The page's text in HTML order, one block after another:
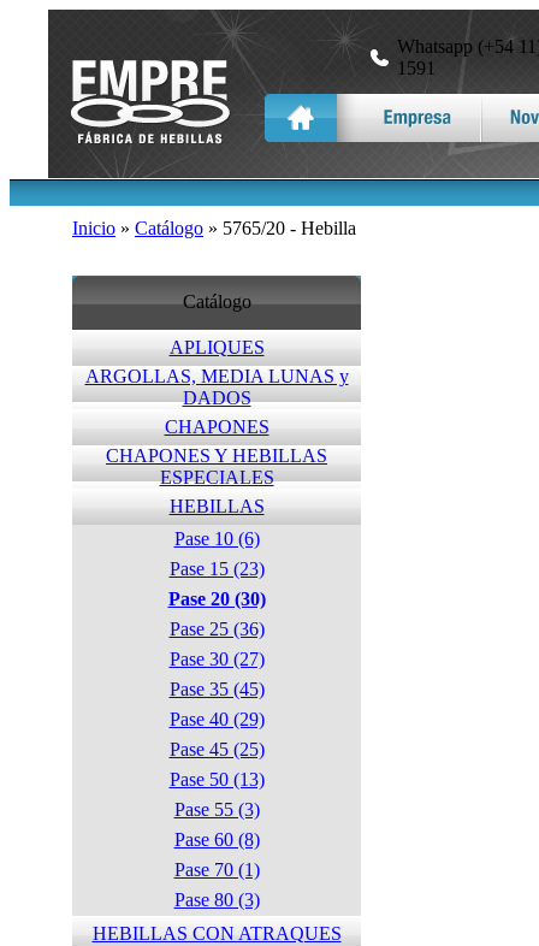
Whatsapp (+54
1591
Inicio » Catálogo » 5765/20 - Hebilla
Catálogo
APLIQUES
ARGOLLAS, MEDIA LUNAS y
DADOS
CHAPONES
CHAPONES Y HEBILLAS
ESPECIALES
HEBILLAS
Pase 10 (6)
Pase 15 (23)
Pase 20 (30)
Pase 25 (36)
Pase 30 (27)
Pase 35 (45)
Pase 40 (29)
Pase 45 (25)
Pase 50 (13)
Pase 55 (3)
Pase 60 (8)
Pase 70 (1)
Pase 80 (3)
HEBILLAS CON ATRAQUES